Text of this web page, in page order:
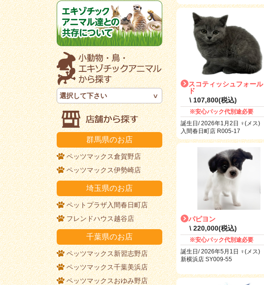
選択して下さい
群馬県のお店
ペッツマックス倉賀野店
ペッツマックス伊勢崎店
埼玉県のお店
ペットプラザ入間春日町店
フレンドハウス越谷店
千葉県のお店
ペッツマックス新習志野店
ペッツマックス千葉美浜店
ペッツマックスおゆみ野店
スコティッシュフォール
ド
\ 107,800(税込)
※安心パック代別途必要
誕生日/ 2026年1月2日 ♀(メス)
入間春日町店 R005-17
パピヨン
\ 220,000(税込)
※安心パック代別途必要
誕生日/ 2026年5月1日 ♀(メス)
新横浜店 SY009-55